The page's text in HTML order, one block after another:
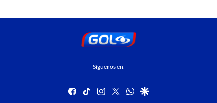
Síguenos en:
facebook
tiktok instagram
twitterwhatsapp
google